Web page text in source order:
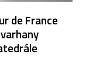
de France